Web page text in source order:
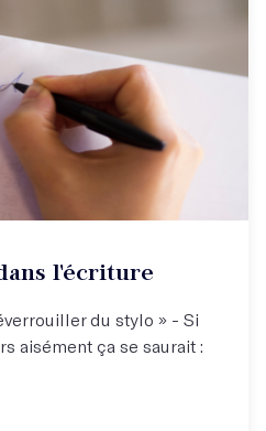
l'écriture
du stylo » - Si
aisément ça se saurait :